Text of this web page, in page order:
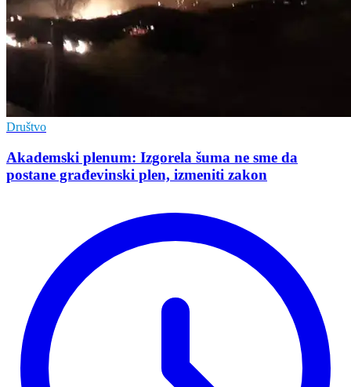
Društvo
Akademski plenum: Izgorela šuma ne sme da
postane građevinski plen, izmeniti zakon